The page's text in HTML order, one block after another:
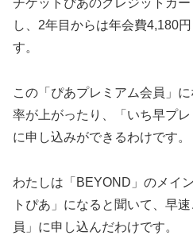
チケットぴあのクレジットカ
し、2年目からは年会費4,180
す。
この「ぴあプレミアム会員」
率が上がったり、「いち早プ
に申し込みができるわけです。
わたしは「BEYOND」のメイ
トぴあ」になると聞いて、早
員」に申し込んだわけです。